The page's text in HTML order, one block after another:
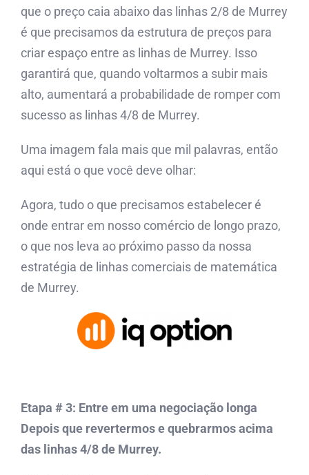
que o preço caia abaixo das linhas 2/8 de Murrey
é que precisamos da estrutura de preços para
criar espaço entre as linhas de Murrey. Isso
garantirá que, quando voltarmos a subir mais
alto, aumentará a probabilidade de romper com
sucesso as linhas 4/8 de Murrey.
Uma imagem fala mais que mil palavras, então
aqui está o que você deve olhar:
Agora, tudo o que precisamos estabelecer é
onde entrar em nosso comércio de longo prazo,
o que nos leva ao próximo passo da nossa
estratégia de linhas comerciais de matemática
de Murrey.
Etapa # 3: Entre em uma negociação longa
Depois que revertermos e quebrarmos acima
das linhas 4/8 de Murrey.